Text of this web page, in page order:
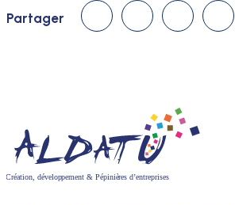
Partager
Linked InFacebookTwitter Courriel